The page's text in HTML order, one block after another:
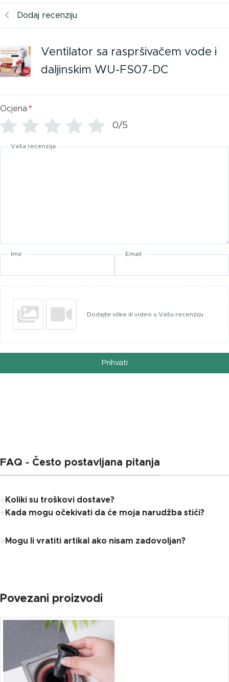
Dodaj recenziju
Ventilator sa raspršivačem vode i
daljinskim WU-FS07-DC
Ocjena *
0/5
Vaša recenzija
Ime Email
Dodajte slike ili video u Vašu recenziju
Prihvati
FAQ - Često postavljana pitanja
Koliki su troškovi dostave?
Kada mogu očekivati ​​da će moja narudžba stići?
Mogu li vratiti artikal ako nisam zadovoljan?
Povezani proizvodi